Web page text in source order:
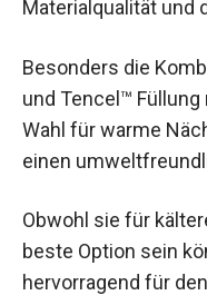
Materialqualität und
Besonders die
und Tencel™
Wahl für warme
einen
Obwohl sie für
beste Option sein
hervorragend für